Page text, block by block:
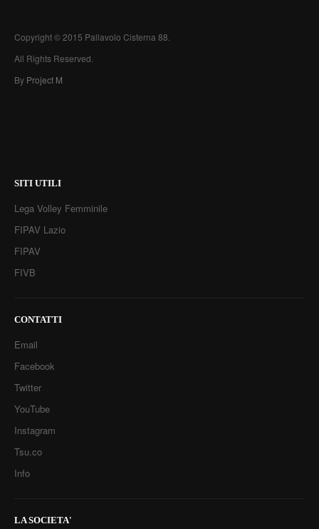
Copyright © 2015 Pallavolo Cisterna 88.
All Rights Reserved.
By Project M
SITI UTILI
Lega Volley Femminile
FIPAV Lazio
FIPAV
FIVB
CONTATTI
Email
Facebook
Twitter
YouTube
Instagram
Tsu.co
Info
LA SOCIETA'